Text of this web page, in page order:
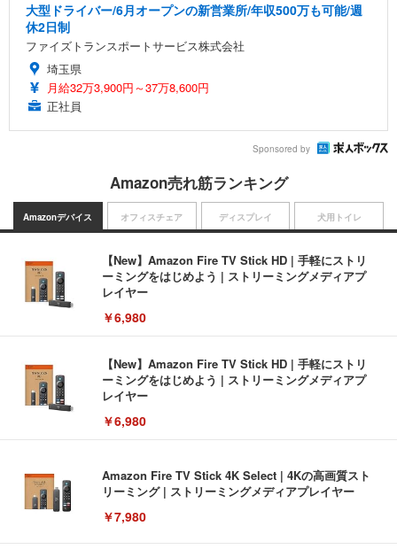
大型ドライバー/6月オープンの新営業所/年収500万も可能/週
休2日制
ファイズトランスポートサービス株式会社
埼玉県
月給32万3,900円～37万8,600円
正社員
Sponsored by
Amazon売れ筋ランキング
Amazonデバイス
【New】Amazon Fire TV Stick HD | 手軽にストリ
ーミングをはじめよう | ストリーミングメディアプ
レイヤー
￥6,980
【New】Amazon Fire TV Stick HD | 手軽にストリ
ーミングをはじめよう | ストリーミングメディアプ
レイヤー
￥6,980
Amazon Fire TV Stick 4K Select | 4Kの高画質スト
リーミング | ストリーミングメディアプレイヤー
￥7,980
オフィスチェア ディスプレイ 犬用トイレ